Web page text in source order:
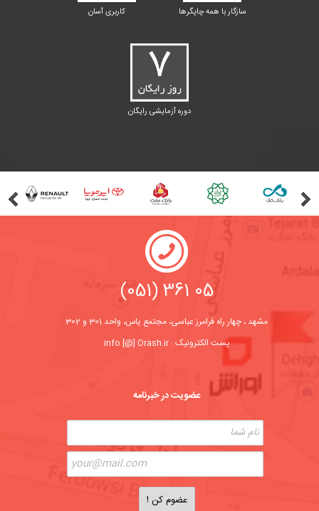
سازگار با همه چاپگرها کاربری آسان
دوره آزمایشی رایگان
(051) 361 05
مشهد ، چهار راه فرامرز عباسی، مجتمع یاس، واحد 301 و 302
پست الکترونیک : info [@] Orash.ir
عضویت در خبرنامه